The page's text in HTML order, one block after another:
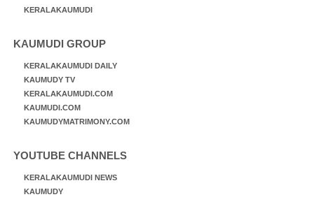
KERALAKAUMUDI
KAUMUDI GROUP
KERALAKAUMUDI DAILY
KAUMUDY TV
KERALAKAUMUDI.COM
KAUMUDI.COM
KAUMUDYMATRIMONY.COM
YOUTUBE CHANNELS
KERALAKAUMUDI NEWS
KAUMUDY